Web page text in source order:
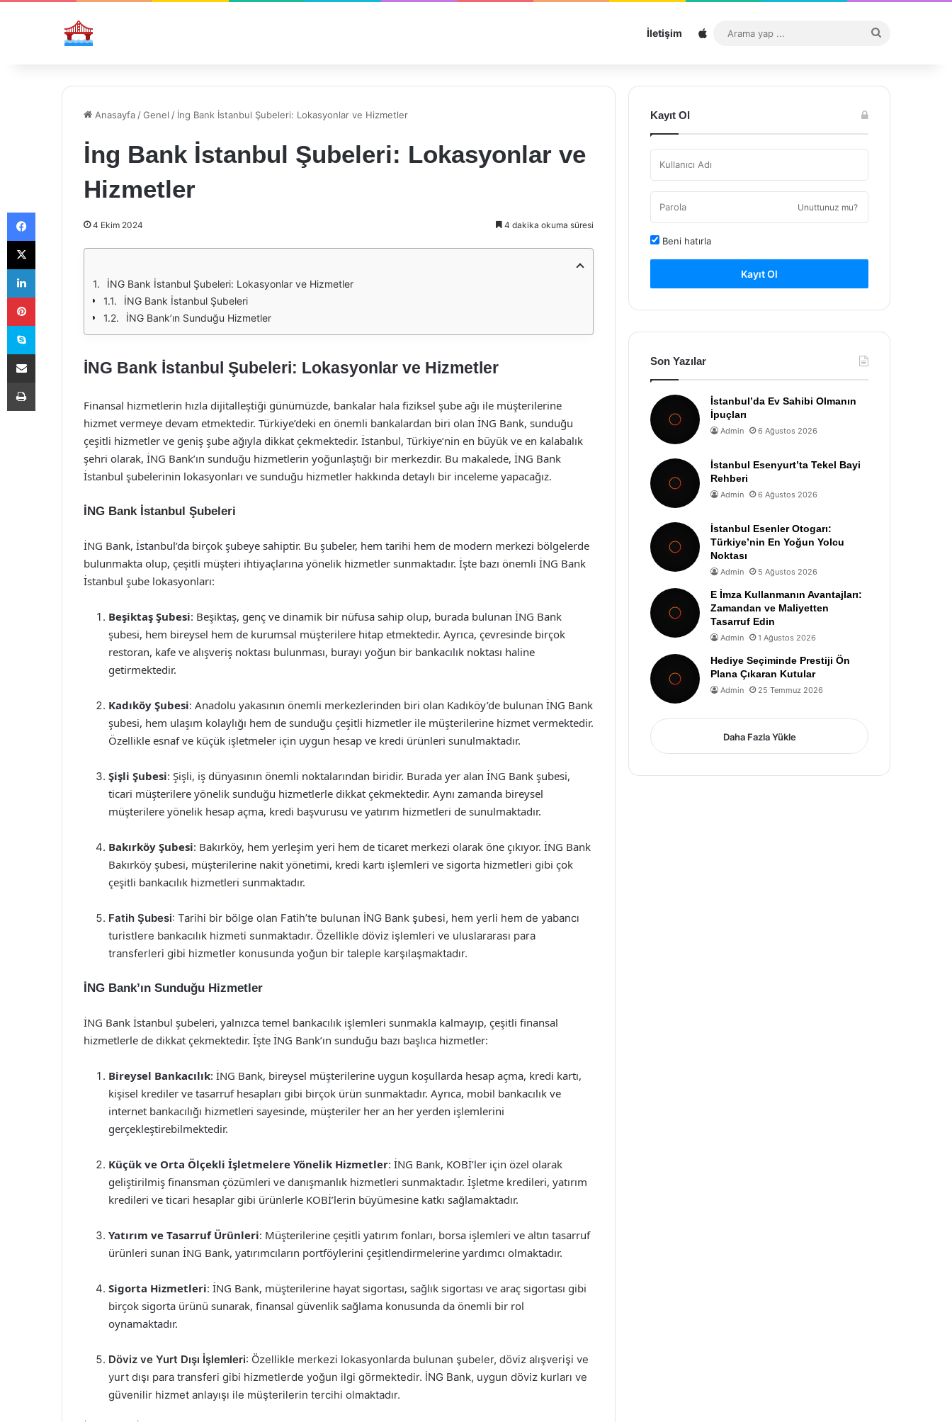
İletişim Sitemap
...
Anasayfa /Genel / İng Bank İstanbul Şubeleri: Lokasyonlar ve Hizmetler
İng Bank İstanbul Şubeleri: Lokasyonlar ve
Hizmetler
4 Ekim 2024 4 dakika okuma süresi
İNG Bank İstanbul Şubeleri: Lokasyonlar ve Hizmetler
İNG Bank İstanbul Şubeleri
İNG Bank’ın Sunduğu Hizmetler
İNG Bank İstanbul Şubeleri: Lokasyonlar ve Hizmetler
Finansal hizmetlerin hızla dijitalleştiği günümüzde, bankalar hala fiziksel şube ağı ile müşterilerine
hizmet vermeye devam etmektedir. Türkiye’deki en önemli bankalardan biri olan İNG Bank, sunduğu
çeşitli hizmetler ve geniş şube ağıyla dikkat çekmektedir. İstanbul, Türkiye’nin en büyük ve en kalabalık
şehri olarak, İNG Bank’ın sunduğu hizmetlerin yoğunlaştığı bir merkezdir. Bu makalede, İNG Bank
İstanbul şubelerinin lokasyonları ve sunduğu hizmetler hakkında detaylı bir inceleme yapacağız.
İNG Bank İstanbul Şubeleri
İNG Bank, İstanbul’da birçok şubeye sahiptir. Bu şubeler, hem tarihi hem de modern merkezi bölgelerde
bulunmakta olup, çeşitli müşteri ihtiyaçlarına yönelik hizmetler sunmaktadır. İşte bazı önemli İNG Bank
İstanbul şube lokasyonları:
Beşiktaş Şubesi: Beşiktaş, genç ve dinamik bir nüfusa sahip olup, burada bulunan İNG Bank
şubesi, hem bireysel hem de kurumsal müşterilere hitap etmektedir. Ayrıca, çevresinde birçok
restoran, kafe ve alışveriş noktası bulunması, burayı yoğun bir bankacılık noktası haline
getirmektedir.
Kadıköy Şubesi: Anadolu yakasının önemli merkezlerinden biri olan Kadıköy’de bulunan İNG Bank
şubesi, hem ulaşım kolaylığı hem de sunduğu çeşitli hizmetler ile müşterilerine hizmet vermektedir.
Özellikle esnaf ve küçük işletmeler için uygun hesap ve kredi ürünleri sunulmaktadır.
Şişli Şubesi: Şişli, iş dünyasının önemli noktalarından biridir. Burada yer alan İNG Bank şubesi,
ticari müşterilere yönelik sunduğu hizmetlerle dikkat çekmektedir. Aynı zamanda bireysel
müşterilere yönelik hesap açma, kredi başvurusu ve yatırım hizmetleri de sunulmaktadır.
Bakırköy Şubesi: Bakırköy, hem yerleşim yeri hem de ticaret merkezi olarak öne çıkıyor. İNG Bank
Bakırköy şubesi, müşterilerine nakit yönetimi, kredi kartı işlemleri ve sigorta hizmetleri gibi çok
çeşitli bankacılık hizmetleri sunmaktadır.
Fatih Şubesi: Tarihi bir bölge olan Fatih’te bulunan İNG Bank şubesi, hem yerli hem de yabancı
turistlere bankacılık hizmeti sunmaktadır. Özellikle döviz işlemleri ve uluslararası para
transferleri gibi hizmetler konusunda yoğun bir taleple karşılaşmaktadır.
İNG Bank’ın Sunduğu Hizmetler
İNG Bank İstanbul şubeleri, yalnızca temel bankacılık işlemleri sunmakla kalmayıp, çeşitli finansal
hizmetlerle de dikkat çekmektedir. İşte İNG Bank’ın sunduğu bazı başlıca hizmetler:
Bireysel Bankacılık: İNG Bank, bireysel müşterilerine uygun koşullarda hesap açma, kredi kartı,
kişisel krediler ve tasarruf hesapları gibi birçok ürün sunmaktadır. Ayrıca, mobil bankacılık ve
internet bankacılığı hizmetleri sayesinde, müşteriler her an her yerden işlemlerini
gerçekleştirebilmektedir.
Küçük ve Orta Ölçekli İşletmelere Yönelik Hizmetler: İNG Bank, KOBİ’ler için özel olarak
geliştirilmiş finansman çözümleri ve danışmanlık hizmetleri sunmaktadır. İşletme kredileri, yatırım
kredileri ve ticari hesaplar gibi ürünlerle KOBİ’lerin büyümesine katkı sağlamaktadır.
Yatırım ve Tasarruf Ürünleri: Müşterilerine çeşitli yatırım fonları, borsa işlemleri ve altın tasarruf
ürünleri sunan İNG Bank, yatırımcıların portföylerini çeşitlendirmelerine yardımcı olmaktadır.
Sigorta Hizmetleri: İNG Bank, müşterilerine hayat sigortası, sağlık sigortası ve araç sigortası gibi
birçok sigorta ürünü sunarak, finansal güvenlik sağlama konusunda da önemli bir rol
oynamaktadır.
Döviz ve Yurt Dışı İşlemleri: Özellikle merkezi lokasyonlarda bulunan şubeler, döviz alışverişi ve
yurt dışı para transferi gibi hizmetlerde yoğun ilgi görmektedir. İNG Bank, uygun döviz kurları ve
güvenilir hizmet anlayışı ile müşterilerin tercihi olmaktadır.
Kayıt Ol
Unuttunuz mu?
Beni hatırla
Kayıt Ol
Son Yazılar
İstanbul’da Ev Sahibi Olmanın
İpuçları
Admin 6 Ağustos 2026
İstanbul Esenyurt’ta Tekel Bayi
Rehberi
Admin 6 Ağustos 2026
İstanbul Esenler Otogarı:
Türkiye’nin En Yoğun Yolcu
Noktası
Admin 5 Ağustos 2026
E İmza Kullanmanın Avantajları:
Zamandan ve Maliyetten
Tasarruf Edin
Admin 1 Ağustos 2026
Hediye Seçiminde Prestiji Ön
Plana Çıkaran Kutular
Admin 25 Temmuz 2026
Daha Fazla Yükle
Facebook
X
LinkedIn
Pinterest
Skype
E-Posta ile paylaş